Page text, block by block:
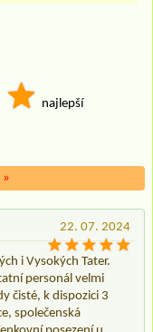
najlepší
»
22. 07. 2024
i Vysokých Tater.
personál velmi
čisté, k dispozici 3
společenská